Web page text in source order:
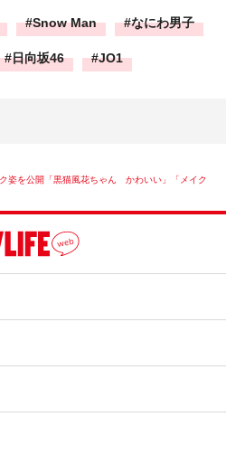
Snow Man なにわ男子
日向坂46 JO1
姿を公開「黒猫風花ちゃん かわいい」「メイク